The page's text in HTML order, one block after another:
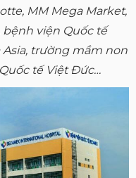
MM Mega Market,
viện Quốc tế
trường mầm non
tế Việt Đức…